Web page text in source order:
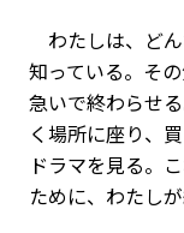
わたしは、ど
知っている。そ
急いで終わらせ
く場所に座り、
ドラマを見る。
ために、わたし